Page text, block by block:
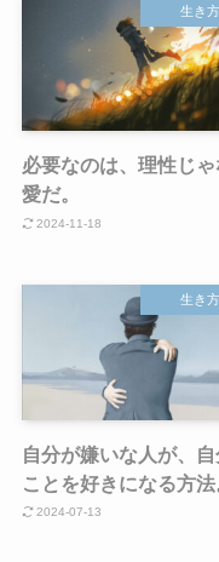
生き方
必要なのは、理性じゃ
愛だ。
2024-11-18
生き方
自分が嫌いな人が、
ことを好きになる方法
2024-07-13